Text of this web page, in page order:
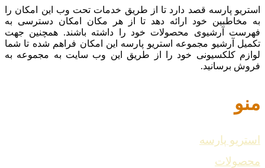
استریو پارسه قصد دارد تا از طریق خدمات تحت وب این امکان را
به مخاطبین خود ارائه دهد تا از هر مکان امکان دسترسی به
فهرست آرشیوی محصولات خود را داشته باشند. همچنین جهت
تکمیل آرشیو مجموعه استریو پارسه این امکان فراهم شده تا شما
لوازم کلکسیونی خود را از طریق این وب سایت به مجموعه به
فروش برسانید.
منو
استریو پارسه
محصولات